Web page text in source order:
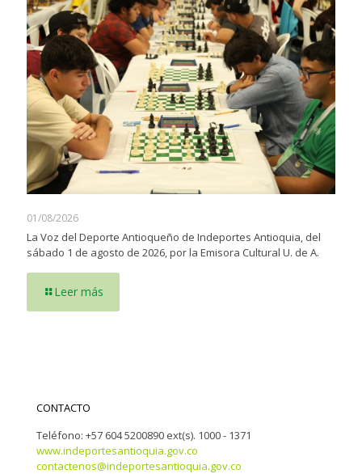
01/08/2026
La Voz del Deporte Antioqueño de Indeportes Antioquia, del
sábado 1 de agosto de 2026, por la Emisora Cultural U. de A.
Leer más
CONTACTO
Teléfono: +57 604 5200890 ext(s). 1000 - 1371
www.indeportesantioquia.gov.co
contactenos@indeportesantioquia.gov.co